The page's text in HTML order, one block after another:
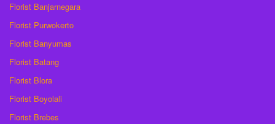
Florist Banjarnegara
Florist Purwokerto
Florist Banyumas
Florist Batang
Florist Blora
Florist Boyolali
Florist Brebes